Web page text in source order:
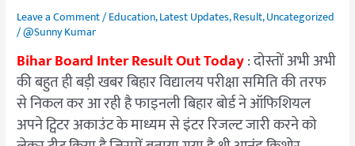
Leave a Comment/Education,Latest Updates,Result,Uncategorized
/@Sunny Kumar
Bihar Board Inter Result Out Today: दोस्तों अभी अभी
की बहुत ही बड़ी खबर बिहार विद्यालय परीक्षा समिति की तरफ
से निकल कर आ रही है फाइनली बिहार बोर्ड ने ऑफिशियल
अपने ट्विटर अकाउंट के माध्यम से इंटर रिजल्ट जारी करने को
रिजल्ट
फटाफट
चेक
करे
रिजल्ट